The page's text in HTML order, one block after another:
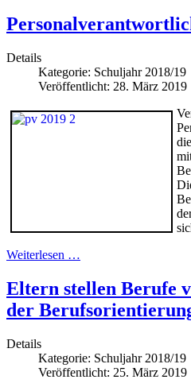
Details
Kategorie: Schuljahr 2018/19
Veröffentlicht: 28. März 2019
Weiterlesen …
Eltern stellen Berufe
der
Details
Kategorie: Schuljahr 2018/19
Veröffentlicht: 25. März 2019